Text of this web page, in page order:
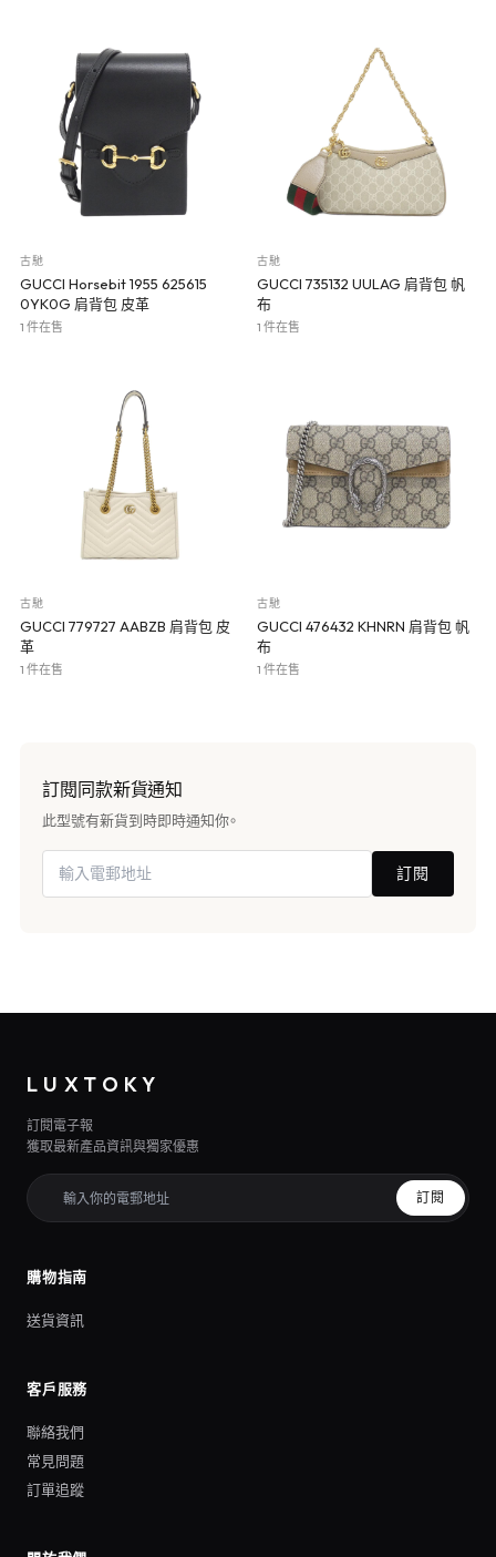
古馳
GUCCI Horsebit 1955 625615
0YK0G 肩背包 皮革
1 件在售
古馳
GUCCI 735132 UULAG 肩背包 帆
布
1 件在售
古馳
GUCCI 779727 AABZB 肩背包 皮
革
1 件在售
古馳
GUCCI 476432 KHNRN 肩背包 帆
布
1 件在售
訂閱同款新貨通知
此型號有新貨到時即時通知你。
訂閱
LUXTOKY
訂閱電子報
獲取最新產品資訊與獨家優惠
訂閱
購物指南
送貨資訊
客戶服務
聯絡我們
常見問題
訂單追蹤